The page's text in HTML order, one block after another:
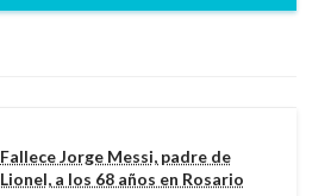
Fallece Jorge Messi, padre de
Lionel, a los 68 años en Rosario